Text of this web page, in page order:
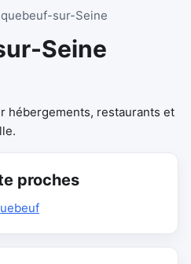
sur-Seine
Seine
hébergements, restaurants et
proches